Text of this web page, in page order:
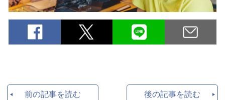
前の記事を読む 後の記事を読む